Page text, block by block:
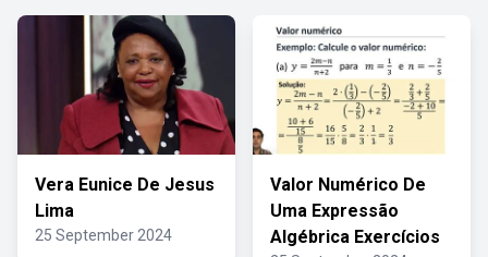
Vera Eunice De Jesus
Lima
25 September 2024
Valor Numérico De
Uma Expressão
Algébrica Exercícios